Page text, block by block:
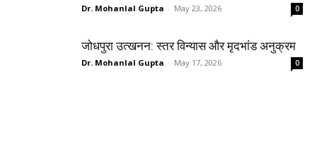
Dr. Mohanlal Gupta - May 23, 2026 0
जोधपुरा उत्खनन: स्तर विन्यास और मृदभांड अनुक्रम
Dr. Mohanlal Gupta - May 17, 2026 0